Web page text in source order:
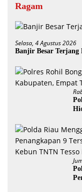
Ragam
Selasa, 4 Agustus 2026
Banjir Besar Terjang